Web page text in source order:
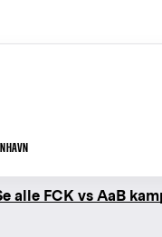
alle FCK vs AaB